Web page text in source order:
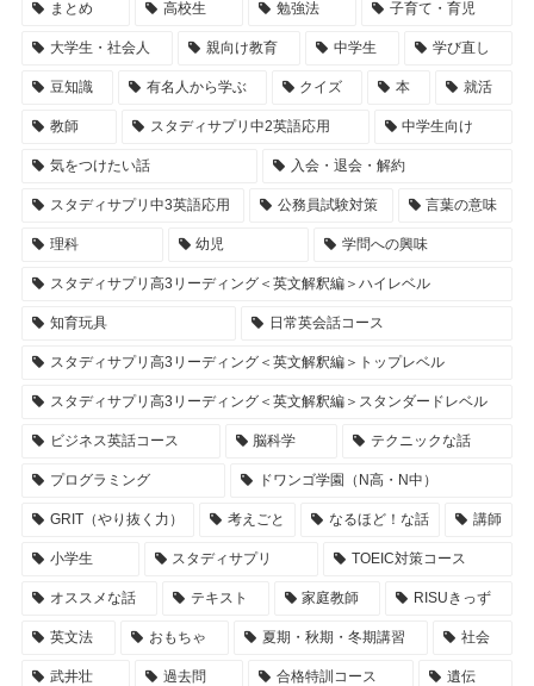
まとめ 高校生 勉強法 子育て・育児
大学生・社会人 親向け教育 中学生 学び直し
豆知識 有名人から学ぶ クイズ 本 就活
教師 スタディサプリ中2英語応用 中学生向け
気をつけたい話 入会・退会・解約
スタディサプリ中3英語応用 公務員試験対策 言葉の意味
理科 幼児 学問への興味
スタディサプリ高3リーディング＜英文解釈編＞ハイレベル
知育玩具 日常英会話コース
スタディサプリ高3リーディング＜英文解釈編＞トップレベル
スタディサプリ高3リーディング＜英文解釈編＞スタンダードレベル
ビジネス英話コース 脳科学 テクニックな話
プログラミング ドワンゴ学園（N高・N中）
GRIT（やり抜く力） 考えごと なるほど！な話 講師
小学生 スタディサプリ TOEIC対策コース
オススメな話 テキスト 家庭教師 RISUきっず
英文法 おもちゃ 夏期・秋期・冬期講習 社会
武井壮 過去問 合格特訓コース 遺伝